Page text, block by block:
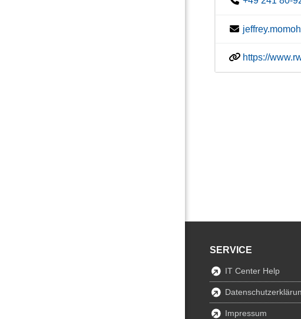
https://
SERVICE
IT Center Help
Impressum